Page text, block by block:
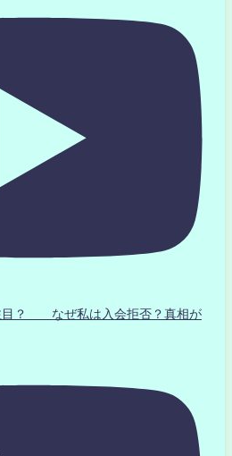
目？ なぜ私は入会拒否？真相が